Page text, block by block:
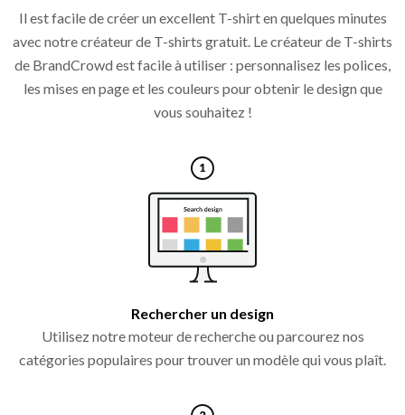
Il est facile de créer un excellent T-shirt en quelques minutes
avec notre créateur de T-shirts gratuit. Le créateur de T-shirts
de BrandCrowd est facile à utiliser : personnalisez les polices,
les mises en page et les couleurs pour obtenir le design que
vous souhaitez !
Rechercher un design
Utilisez notre moteur de recherche ou parcourez nos
catégories populaires pour trouver un modèle qui vous plaît.